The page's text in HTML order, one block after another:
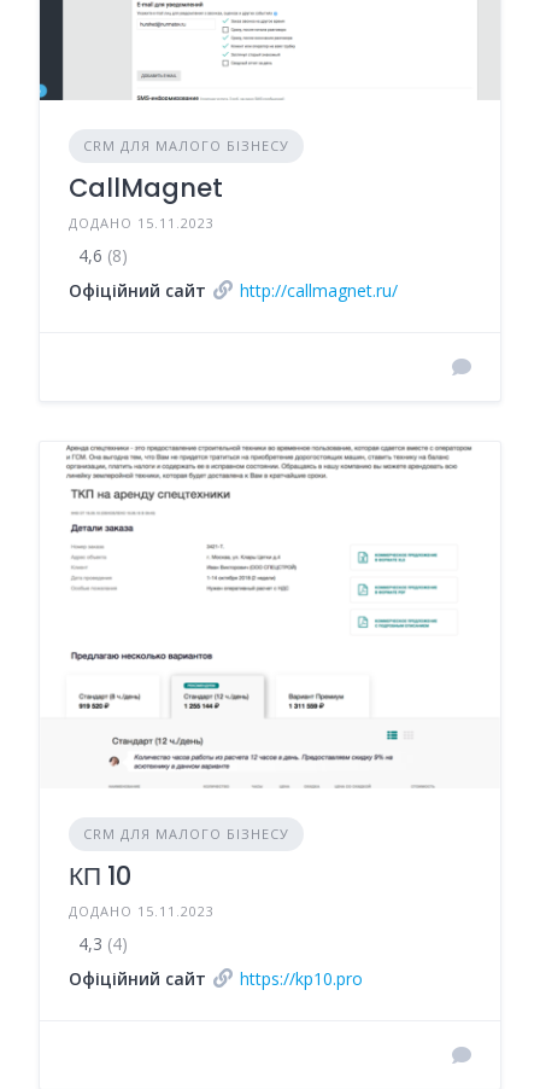
CRM ДЛЯ МАЛОГО БІЗНЕСУ
CallMagnet
ДОДАНО 15.11.2023
4,6 (8)
Офіційний сайт
http://callmagnet.ru/
CRM ДЛЯ МАЛОГО БІЗНЕСУ
КП 10
ДОДАНО 15.11.2023
4,3 (4)
Офіційний сайт
https://kp10.pro